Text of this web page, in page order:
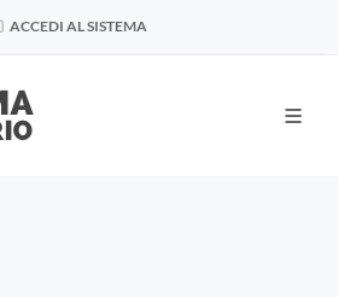
ACCEDI AL SISTEMA